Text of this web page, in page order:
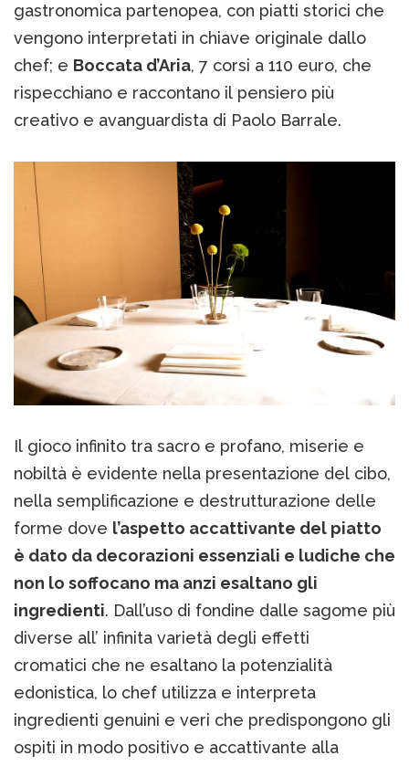
gastronomica partenopea, con piatti storici che
vengono interpretati in chiave originale dallo
chef; e Boccata d’Aria, 7 corsi a 110 euro, che
rispecchiano e raccontano il pensiero più
creativo e avanguardista di Paolo Barrale.
Il gioco infinito tra sacro e profano, miserie e
nobiltà è evidente nella presentazione del cibo,
nella semplificazione e destrutturazione delle
forme dove l’aspetto accattivante del piatto
è dato da decorazioni essenziali e ludiche che
non lo soffocano ma anzi esaltano gli
ingredienti. Dall’uso di fondine dalle sagome più
diverse all’ infinita varietà degli effetti
cromatici che ne esaltano la potenzialità
edonistica, lo chef utilizza e interpreta
ingredienti genuini e veri che predispongono gli
ospiti in modo positivo e accattivante alla